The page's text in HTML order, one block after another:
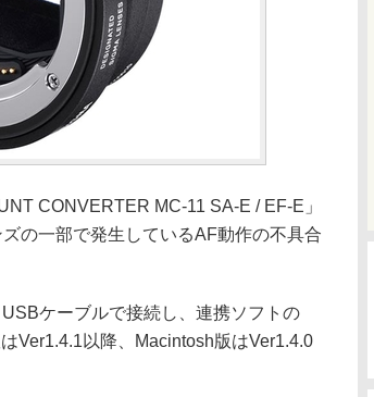
CONVERTER MC-11 SA-E / EF-E」
の一部で発生しているAF動作の不具合
ケーブルで接続し、連携ソフトの
Ver1.4.1以降、Macintosh版はVer1.4.0